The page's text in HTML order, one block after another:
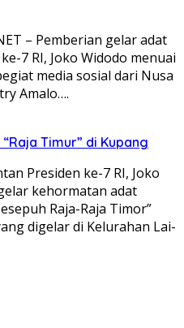
– Pemberian gelar adat
7 RI, Joko Widodo menuai
media sosial dari Nusa
Amalo….
Timur” di Kupang
Presiden ke-7 RI, Joko
kehormatan adat
Raja-Raja Timor”
digelar di Kelurahan Lai-